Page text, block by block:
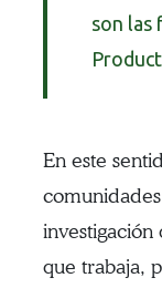
son las
En este
investigación
que trabaja,